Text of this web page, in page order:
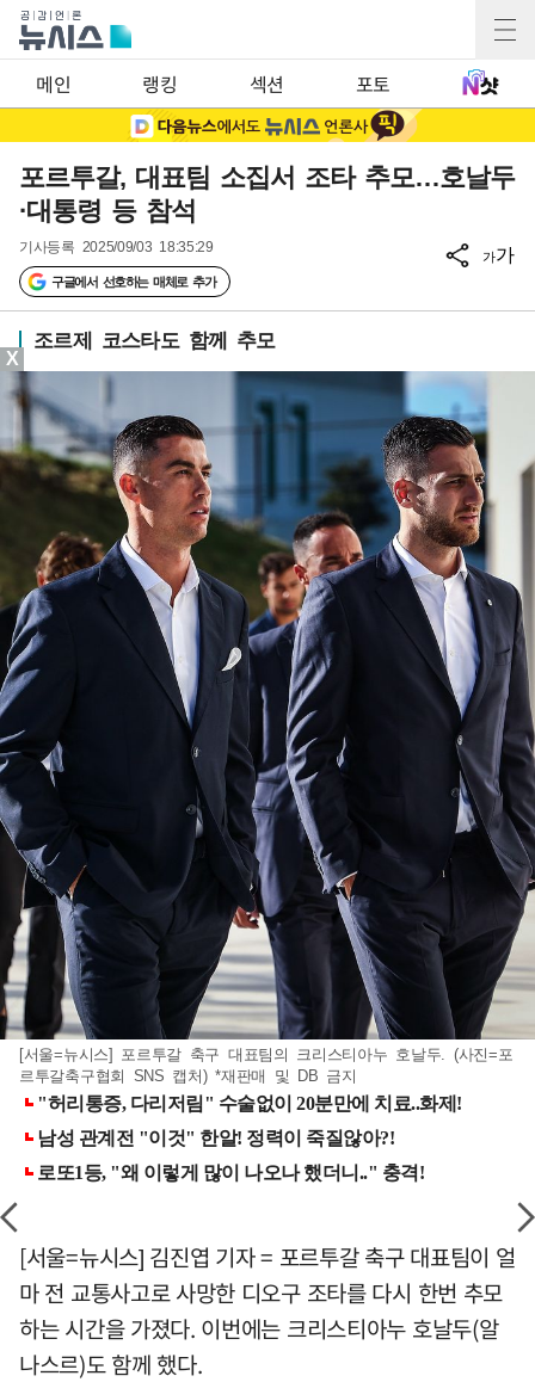
메인 랭킹 섹션 포토
포르투갈, 대표팀 소집서 조타 추모…호날두
·대통령 등 참석
기사등록 2025/09/03 18:35:29
구글에서 선호하는 매체로 추가
가가
조르제 코스타도 함께 추모
[서울=뉴시스] 포르투갈 축구 대표팀의 크리스티아누 호날두. (사진=포
르투갈축구협회 SNS 캡처) *재판매 및 DB 금지
[서울=뉴시스] 김진엽 기자 = 포르투갈 축구 대표팀이 얼
마 전 교통사고로 사망한 디오구 조타를 다시 한번 추모
하는 시간을 가졌다. 이번에는 크리스티아누 호날두(알
나스르)도 함께 했다.
X